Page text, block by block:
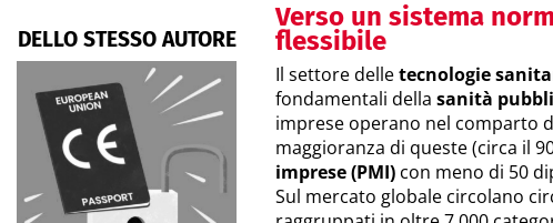
DELLO STESSO AUTORE
Verso un sistema
flessibile
Il settore delletecnologie
fondamentali della sanità
imprese operano nel comparto
maggioranza di queste (circa il
imprese (PMI) con meno di 50
Sul mercato globale circolano